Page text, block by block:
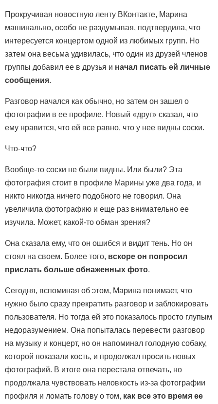
Прокручивая новостную ленту ВКонтакте, Марина
машинально, особо не раздумывая, подтвердила, что
интересуется концертом одной из любимых групп. Но
затем она весьма удивилась, что один из друзей членов
группы добавил ее в друзья и начал писать ей личные
сообщения.
Разговор начался как обычно, но затем он зашел о
фотографии в ее профиле. Новый «друг» сказал, что
ему нравится, что ей все равно, что у нее видны соски.
Что-что?
Вообще-то соски не были видны. Или были? Эта
фотография стоит в профиле Марины уже два года, и
никто никогда ничего подобного не говорил. Она
увеличила фотографию и еще раз внимательно ее
изучила. Может, какой-то обман зрения?
Она сказала ему, что он ошибся и видит тень. Но он
стоял на своем. Более того, вскоре он попросил
прислать больше обнаженных фото.
Сегодня, вспоминая об этом, Марина понимает, что
нужно было сразу прекратить разговор и заблокировать
пользователя. Но тогда ей это показалось просто глупым
недоразумением. Она попыталась перевести разговор
на музыку и концерт, но он напоминал голодную собаку,
которой показали кость, и продолжал просить новых
фотографий. В итоге она перестала отвечать, но
продолжала чувствовать неловкость из-за фотографии
профиля и ломать голову о том, как все это время ее